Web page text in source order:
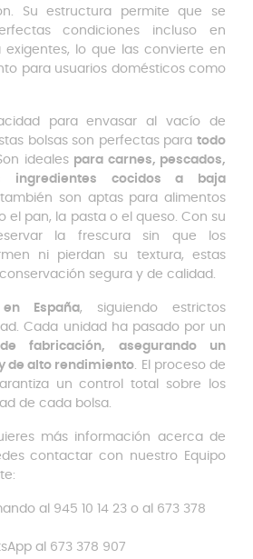
Su estructura permite que se
condiciones incluso en
lo que las convierte en
para usuarios domésticos como
para envasar al vacío de
bolsas son perfectas para todo
ideales para carnes, pescados,
ingredientes cocidos a baja
son aptas para alimentos
el pan, la pasta o el queso. Con su
la frescura sin que los
ni pierdan su textura, estas
segura y de calidad.
España, siguiendo estrictos
Cada unidad ha pasado por un
fabricación, asegurando un
de alto rendimiento. El proceso de
un control total sobre los
de cada bolsa.
más información acerca de
contactar con nuestro Equipo
al 945 10 14 23 o al 673 378
al 673 378 907